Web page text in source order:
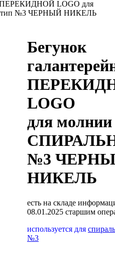
ПЕРЕКИДНОЙ LOGO для
№3 ЧЕРНЫЙ НИКЕЛЬ
Бегунок
LOGO
для молнии
№3
НИКЕЛЬ
есть на складе
08.01.2025 старшим
используется для
№3